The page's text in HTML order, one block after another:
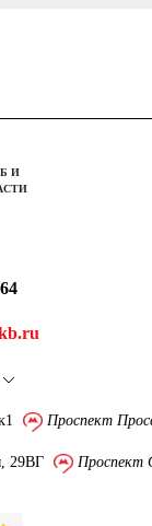
И
Проспект
29ВГ Проспект